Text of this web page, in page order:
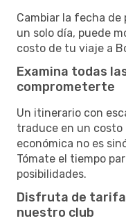
Cambiar la fecha de
un solo día, puede
costo de tu viaje a
Examina todas
comprometerte
Un itinerario con
traduce en un costo
económica no es
Tómate el tiempo
posibilidades.
Disfruta de
nuestro club